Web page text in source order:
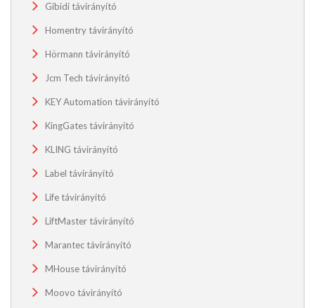
Gibidi távirányító
Homentry távirányító
Hörmann távirányító
Jcm Tech távirányító
KEY Automation távirányító
KingGates távirányító
KLING távirányító
Label távirányító
Life távirányító
LiftMaster távirányító
Marantec távirányító
MHouse távirányító
Moovo távirányító